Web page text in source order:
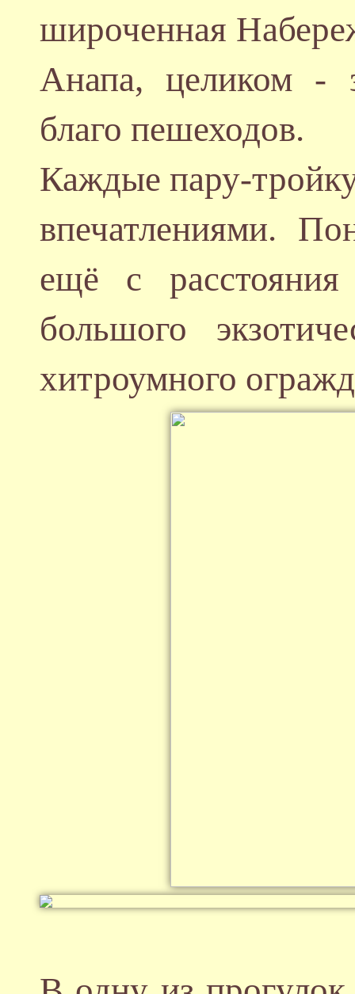
широченная
Анапа, целиком -
благо пешеходов.
Каждые пару-
впечатлениями.
ещё с
большого
хитроумного